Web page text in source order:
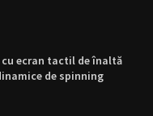
ecran tactil de înaltă
de spinning